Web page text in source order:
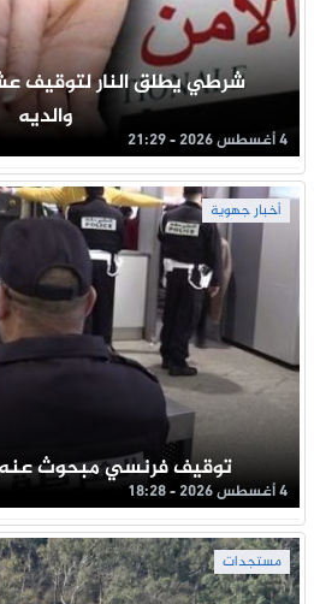
شرطي يطلق النار لتوقيف
والديه
4 أغسطس 2026 - 21:29
أخبار جهوية
توقيف فرنسي مبحوث
4 أغسطس 2026 - 18:28
مستجدات